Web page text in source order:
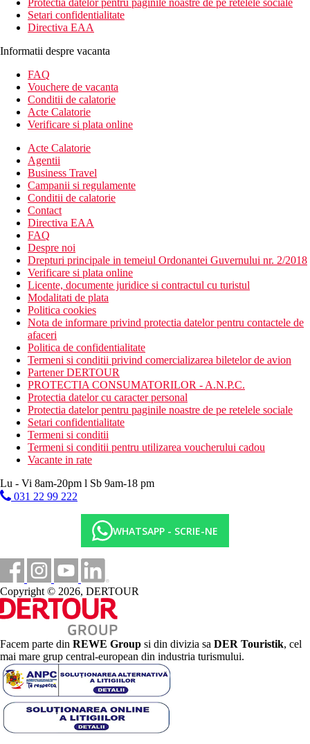
Protectia datelor pentru paginile noastre de pe retelele sociale
Setari confidentialitate
Directiva EAA
Informatii despre vacanta
FAQ
Vouchere de vacanta
Conditii de calatorie
Acte Calatorie
Verificare si plata online
Acte Calatorie
Agentii
Business Travel
Campanii si regulamente
Conditii de calatorie
Contact
Directiva EAA
FAQ
Despre noi
Drepturi principale in temeiul Ordonantei Guvernului nr. 2/2018
Verificare si plata online
Licente, documente juridice si contractul cu turistul
Modalitati de plata
Politica cookies
Nota de informare privind protectia datelor pentru contactele de
afaceri
Politica de confidentialitate
Termeni si conditii privind comercializarea biletelor de avion
Partener DERTOUR
PROTECTIA CONSUMATORILOR - A.N.P.C.
Protectia datelor cu caracter personal
Protectia datelor pentru paginile noastre de pe retelele sociale
Setari confidentialitate
Termeni si conditii
Termeni si conditii pentru utilizarea voucherului cadou
Vacante in rate
Lu - Vi 8am-20pm l Sb 9am-18 pm
031 22 99 222
WHATSAPP - SCRIE-NE
Copyright © 2026, DERTOUR
Facem parte din REWE Group si din divizia sa DER Touristik, cel
mai mare grup central-european din industria turismului.